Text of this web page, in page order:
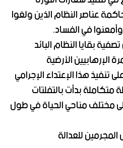
عناصر النظام الذين ولغوا
في الفساد.
بقايا النظام البائد
الأرضية
تنفيذ هذا الإعتداء الإجرامي
بدأت بالتفلتات
مختلف مناحي الحياة في طول
للعدالة